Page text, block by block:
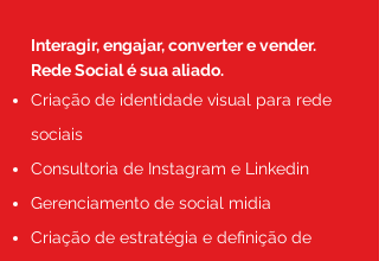
Interagir, engajar, converter e vender.
Rede Social é sua aliado.
Criação de identidade visual para rede
sociais
Consultoria de Instagram e Linkedin
Gerenciamento de social midia
Criação de estratégia e definição de